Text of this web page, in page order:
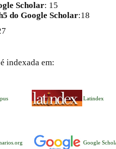
Scholar: 15
do Google Scholar:18
é indexada em:
Latindex
Google